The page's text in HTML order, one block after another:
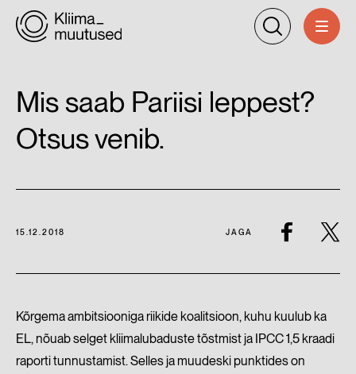
Mis saab Pariisi leppest?
Otsus venib.
15.12.2018 JAGA
Kõrgema ambitsiooniga riikide koalitsioon, kuhu kuulub ka
EL, nõuab selget kliimalubaduste tõstmist ja IPCC 1,5 kraadi
raporti tunnustamist. Selles ja muudeski punktides on